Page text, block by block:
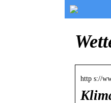
http s://